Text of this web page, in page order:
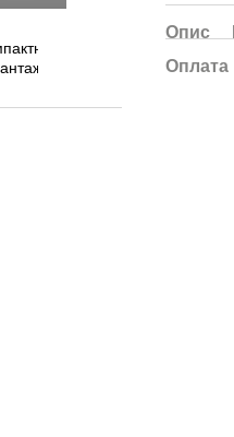
Опис
Оплата